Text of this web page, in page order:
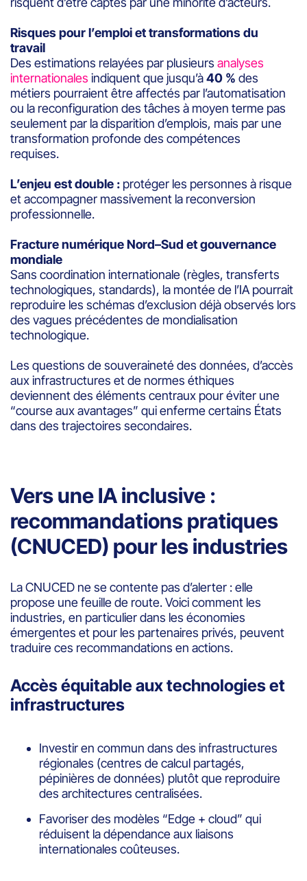
Risques pour l’emploi et transformations du
travail
Des estimations relayées par plusieurs analyses
internationales indiquent que jusqu’à40 % des
métiers pourraient être affectés par l’automatisation
ou la reconfiguration des tâches à moyen terme pas
seulement par la disparition d’emplois, mais par une
transformation profonde des compétences
requises.
L’enjeu est double : protéger les personnes à risque
et accompagner massivement la reconversion
professionnelle.
Fracture numérique Nord–Sud et gouvernance
mondiale
Sans coordination internationale (règles, transferts
technologiques, standards), la montée de l’IA pourrait
reproduire les schémas d’exclusion déjà observés lors
des vagues précédentes de mondialisation
technologique.
Les questions de souveraineté des données, d’accès
aux infrastructures et de normes éthiques
deviennent des éléments centraux pour éviter une
“course aux avantages” qui enferme certains États
dans des trajectoires secondaires.
Vers une IA inclusive :
recommandations pratiques
(CNUCED) pour les industries
La CNUCED ne se contente pas d’alerter : elle
propose une feuille de route. Voici comment les
industries, en particulier dans les économies
émergentes et pour les partenaires privés, peuvent
traduire ces recommandations en actions.
Accès équitable aux technologies et
infrastructures
Investir en commun dans des infrastructures
régionales (centres de calcul partagés,
pépinières de données) plutôt que reproduire
des architectures centralisées.
Favoriser des modèles “Edge + cloud” qui
réduisent la dépendance aux liaisons
internationales coûteuses.